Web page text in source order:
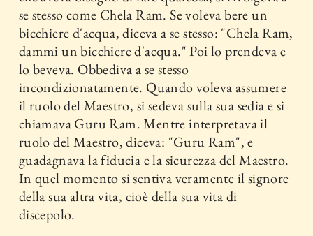
se stesso come Chela Ram. Se voleva bere un
bicchiere d'acqua, diceva a se stesso: "Chela Ram,
dammi un bicchiere d'acqua." Poi lo prendeva e
lo beveva. Obbediva a se stesso
incondizionatamente. Quando voleva assumere
il ruolo del Maestro, si sedeva sulla sua sedia e si
chiamava Guru Ram. Mentre interpretava il
ruolo del Maestro, diceva: "Guru Ram", e
guadagnava la fiducia e la sicurezza del Maestro.
In quel momento si sentiva veramente il signore
della sua altra vita, cioè della sua vita di
discepolo.